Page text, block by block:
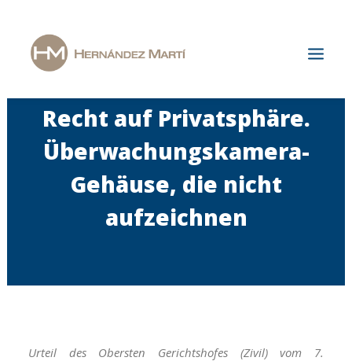
Start
Die Kanzlei
Spezialisierungsgebiete
Aktuelles
Recht auf Privatsphäre.
Überwachungskamera-
Gehäuse, die nicht
aufzeichnen
Urteil des Obersten Gerichtshofes (Zivil) vom 7.